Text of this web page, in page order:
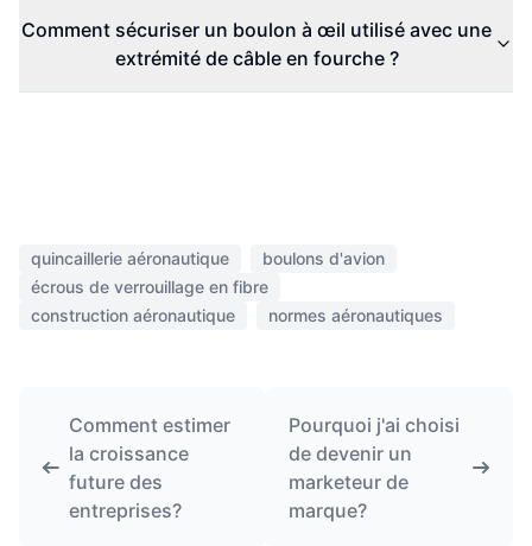
Comment sécuriser un boulon à œil utilisé avec une
extrémité de câble en fourche ?
quincaillerie aéronautique
boulons d'avion
écrous de verrouillage en fibre
construction aéronautique
normes aéronautiques
Comment estimer
la croissance
future des
entreprises?
Pourquoi j'ai choisi
de devenir un
marketeur de
marque?